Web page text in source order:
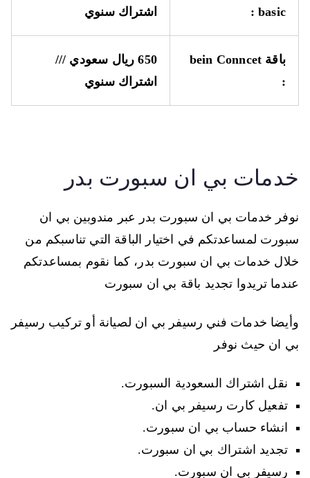
basic
:
اشتراك سنوي
باقة bein Conncet
:
650 ريال سعودي ///
اشتراك سنوي
خدمات بي ان سبورت بدر
نوفر خدمات بي ان سبورت بدر عبر مندوبين بي ان
سبورت لمساعدتكم في اختيار الباقة التي تناسبكم من
خلال خدمات بي ان سبورت بدر، كما نقوم بمساعدتكم
عندما تريدوا تجديد باقة بي ان سبورت
وأيضا خدمات فني رسيفر بي ان لصيانة أو تركيب رسيفر
بي ان حيث نوفر
نقل اشتراك السعودية السبورت.
تفعيل كارت رسيفر بي ان.
انشاء حساب بي ان سبورت.
تجديد اشتراك بي ان سبورت.
رسيفر بي ان سبورت.